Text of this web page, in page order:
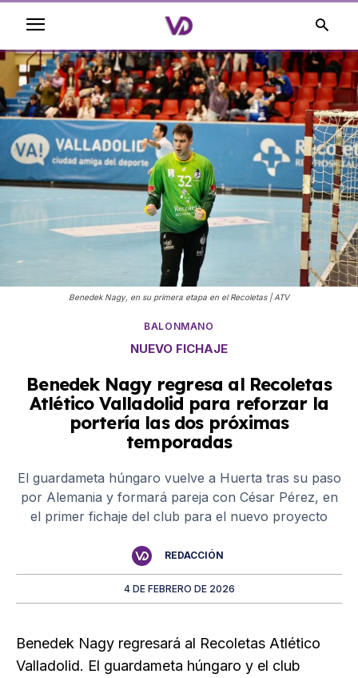
Benedek Nagy, en su primera etapa en el Recoletas | ATV
BALONMANO
NUEVO FICHAJE
Benedek Nagy regresa al Recoletas
Atlético Valladolid para reforzar la
portería las dos próximas
temporadas
El guardameta húngaro vuelve a Huerta tras su paso
por Alemania y formará pareja con César Pérez, en
el primer fichaje del club para el nuevo proyecto
REDACCIÓN
4 DE FEBRERO DE 2026
Benedek Nagy regresará al Recoletas Atlético
Valladolid. El guardameta húngaro y el club